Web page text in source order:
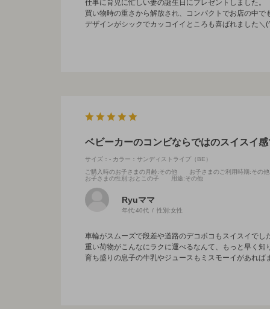
仕事に育児に忙しい妻の誕生日にプレゼントしました。
買い物時の重さから解放され、コンパクトでお店の中で
デザインがシックでカッコイイところも喜ばれました＼
ベビーカーのコンビならではのスイスイ
サイズ：- カラー：サンディストライプ（BE）
ご購入時のお子さまの月齢:その他 お子さまのご利用時期 :その他
お子さまの性別 :おとこの子 用途:その他
Ryuママ
年代:40代 性別:女性
車輪がスムーズで段差や道路のデコボコもスイスイでし
重い荷物がこんなにラクに運べるなんて、もっと早く知
育ち盛りの息子の牛乳やジュースもミスモーイがあれば